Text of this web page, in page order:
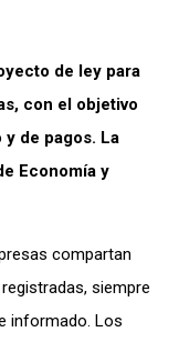
de ley para
con el objetivo
de pagos. La
Economía y
compartan
siempre
informado. Los